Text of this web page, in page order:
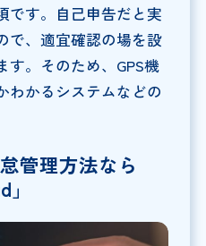
です。自己申告だと実
で、適宜確認の場を設
す。そのため、GPS機
わかるシステムなどの
管理方法なら